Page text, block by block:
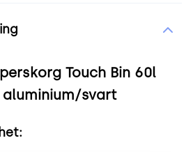
Touch Bin 60l
svart